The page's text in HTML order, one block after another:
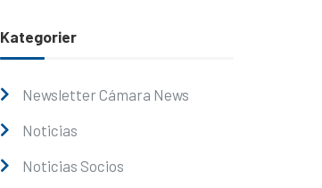
Kategorier
Newsletter Cámara News
Noticias
Noticias Socios